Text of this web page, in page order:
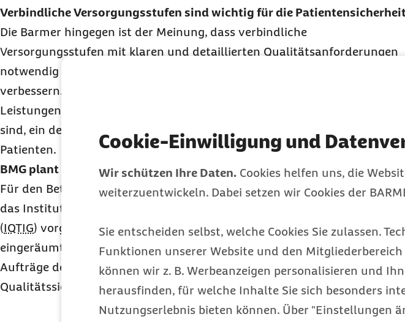
Cookie-Einwilligung und
Wir schützen Ihre Daten. Cookies helfen uns, die
weiterzuentwickeln. Dabei setzen wir Cookies der
Sie entscheiden selbst, welche Cookies Sie zulassen.
Funktionen unserer Website und den
können wir z. B. Werbeanzeigen personalisieren und
herausfinden, für welche Inhalte Sie sich besonders
Nutzungserlebnis bieten können. Über "Einstellungen
Verbindliche Versorgungsstufen sind wichtig für die
Die Barmer hingegen ist der Meinung, dass verbindliche
Versorgungsstufen mit klaren und detaillierten Qualitätsanforderungen
notwendig sind, um die Qualität der Krankenhausversorgung zu
verbessern. Bei der Anwendung von Leveln würden Krankenhäuser nur die
Leistungen erbringen, für die sie personell und technisch ausgestattet
sind, ein deutlicher Gewinn für die Sicherheit von Patientinnen und
Patienten.
BMG plant Eingriff in die Arbeit der gemeinsamen Selbstverwaltung
Für den Betrieb des geplanten Transparenzverzeichnisses ist im Entwurf
das Institut für Qualitätssicherung und Transparenz im Gesundheitswesen
(IQTIG) vorgesehen. Dabei wird der Arbeit am Register absolute Priorität
eingeräumt. Es ist zu befürchten, dass dadurch wichtige gesetzliche
Aufträge des Gemeinsamen Bundesausschusses an sein Institut zur
Qualitätssicherung in den Hintergrund rücken.